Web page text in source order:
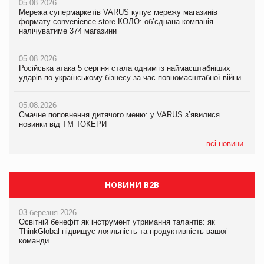
05.08.2026
Мережа супермаркетів VARUS купує мережу магазинів
формату convenience store КОЛО: об’єднана компанія
налічуватиме 374 магазини
05.08.2026
Російська атака 5 серпня стала одним із наймасштабніших
ударів по українському бізнесу за час повномасштабної війни
05.08.2026
Смачне поповнення дитячого меню: у VARUS з’явилися
новинки від ТМ ТОКЕРИ
всі новини
05.08.2026
Смачне поповнення дитячого меню: у VARUS з’явилися
новинки від ТМ ТОКЕРИ
05.08.2026
Сергій Лісунов про заморожені хлібобулочні вироби на
PrivateLabel&FMCG Master 2026
04.08.2026
Через атаку РФ у Дніпрі пошкоджено склад шоколаду
Millennium
05.08.2026
Adidas витратила понад $1 млрд на маркетинг за квартал
продуктів
НОВИНИ B2B
03 березня 2026
Освітній бенефіт як інструмент утримання талантів: як
ThinkGlobal підвищує лояльність та продуктивність вашої
команди